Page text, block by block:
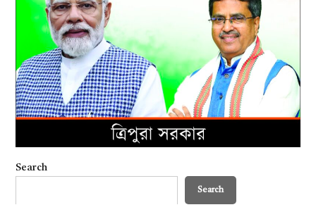
Search
Search